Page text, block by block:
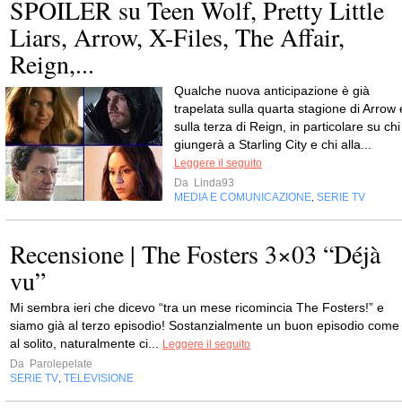
SPOILER su Teen Wolf, Pretty Little
Liars, Arrow, X-Files, The Affair,
Reign,...
Qualche nuova anticipazione è già
trapelata sulla quarta stagione di Arrow
sulla terza di Reign, in particolare su chi
giungerà a Starling City e chi alla...
Leggere il seguito
Da Linda93
MEDIA E COMUNICAZIONE, SERIE TV
Recensione | The Fosters 3×03 “Déjà
vu”
Mi sembra ieri che dicevo “tra un mese ricomincia The Fosters!” e
siamo già al terzo episodio! Sostanzialmente un buon episodio come
al solito, naturalmente ci... Leggere il seguito
Da Parolepelate
SERIE TV, TELEVISIONE